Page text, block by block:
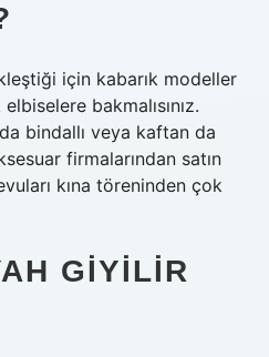
için kabarık modeller
bakmalısınız.
bindallı veya kaftan da
firmalarından satın
kına töreninden çok
GIYILIR